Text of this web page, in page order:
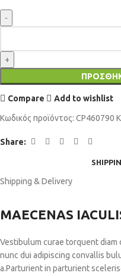
Compare Add to wishlist
Κωδικός προϊόντος: CP460790
Share:
Shipping & Delivery
MAECENAS
Vestibulum curae torquent diam
nunc dui adipiscing convallis
a.Parturient in parturient